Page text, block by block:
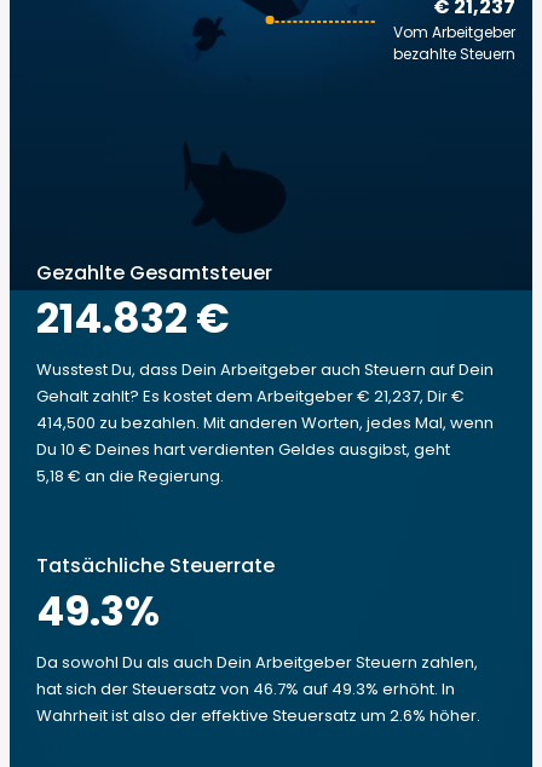
€ 21,237
Vom Arbeitgeber
bezahlte Steuern
Gezahlte Gesamtsteuer
214.832 €
Wusstest Du, dass Dein Arbeitgeber auch Steuern auf Dein
Gehalt zahlt? Es kostet dem Arbeitgeber € 21,237, Dir €
414,500 zu bezahlen. Mit anderen Worten, jedes Mal, wenn
Du 10 € Deines hart verdienten Geldes ausgibst, geht
5,18 € an die Regierung.
Tatsächliche Steuerrate
49.3%
Da sowohl Du als auch Dein Arbeitgeber Steuern zahlen,
hat sich der Steuersatz von 46.7% auf 49.3% erhöht. In
Wahrheit ist also der effektive Steuersatz um 2.6% höher.